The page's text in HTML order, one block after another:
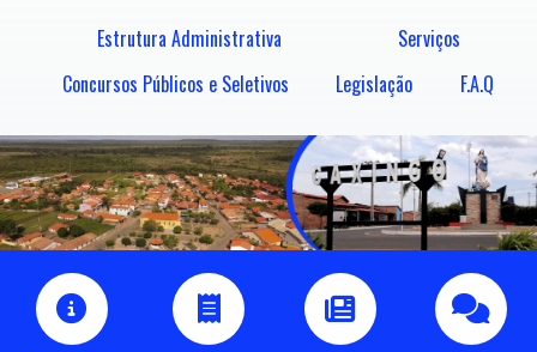
Estrutura Administrativa
Serviços
Concursos Públicos e Seletivos
Legislação F.A.Q